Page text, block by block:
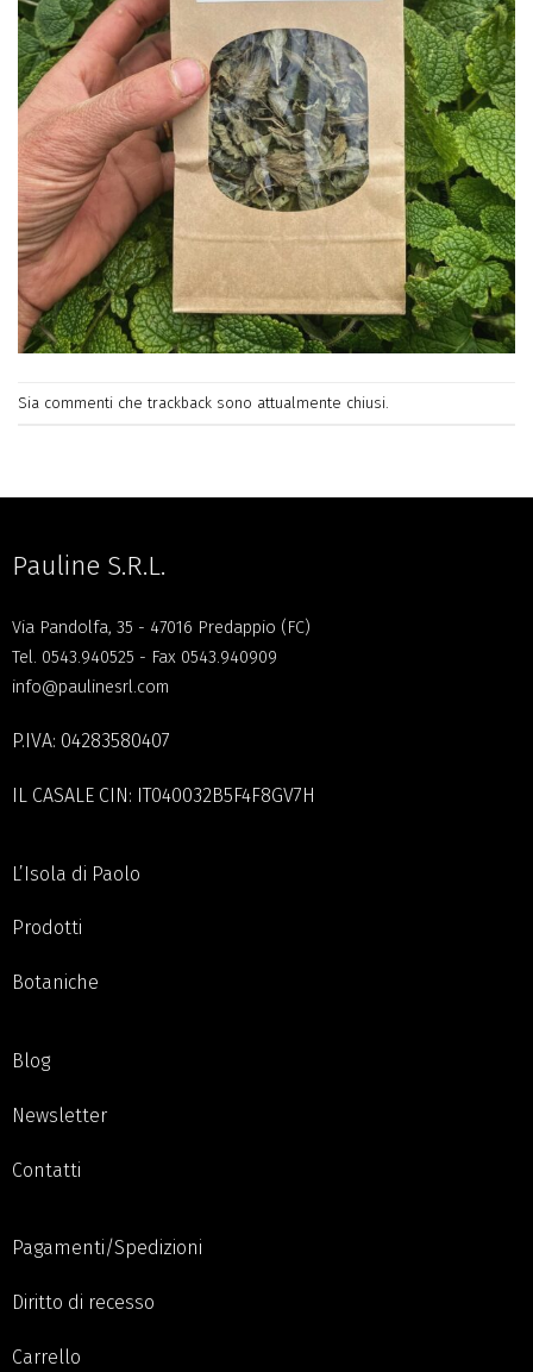
Sia commenti che trackback sono attualmente chiusi.
Pauline S.R.L.
Via Pandolfa, 35 - 47016 Predappio (FC)
Tel. 0543.940525 - Fax 0543.940909
info@paulinesrl.com
P.IVA: 04283580407
IL CASALE CIN: IT040032B5F4F8GV7H
L’Isola di Paolo
Prodotti
Botaniche
Blog
Newsletter
Contatti
Pagamenti/Spedizioni
Diritto di recesso
Carrello